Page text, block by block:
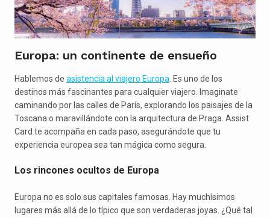
Europa: un continente de ensueño
Hablemos de asistencia al viajero Europa . Es uno de los
destinos más fascinantes para cualquier viajero. Imaginate
caminando por las calles de París, explorando los paisajes de la
Toscana o maravillándote con la arquitectura de Praga. Assist
Card te acompaña en cada paso, asegurándote que tu
experiencia europea sea tan mágica como segura.
Los rincones ocultos de Europa
Europa no es solo sus capitales famosas. Hay muchísimos
lugares más allá de lo típico que son verdaderas joyas. ¿Qué tal